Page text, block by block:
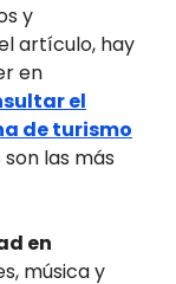
y
artículo, hay
en
el
de turismo
las más
en
música y